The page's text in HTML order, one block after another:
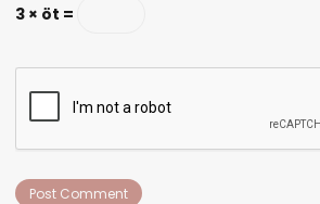
3 × öt =